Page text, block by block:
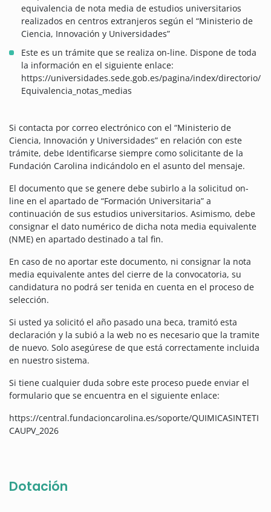
equivalencia de nota media de estudios universitarios
realizados en centros extranjeros según el “Ministerio de
Ciencia, Innovación y Universidades”
Este es un trámite que se realiza on-line. Dispone de toda
la información en el siguiente enlace:
https://universidades.sede.gob.es/pagina/index/directorio/
Equivalencia_notas_medias
Si contacta por correo electrónico con el “Ministerio de
Ciencia, Innovación y Universidades” en relación con este
trámite, debe Identificarse siempre como solicitante de la
Fundación Carolina indicándolo en el asunto del mensaje.
El documento que se genere debe subirlo a la solicitud on-
line en el apartado de “Formación Universitaria” a
continuación de sus estudios universitarios. Asimismo, debe
consignar el dato numérico de dicha nota media equivalente
(NME) en apartado destinado a tal fin.
En caso de no aportar este documento, ni consignar la nota
media equivalente antes del cierre de la convocatoria, su
candidatura no podrá ser tenida en cuenta en el proceso de
selección.
Si usted ya solicitó el año pasado una beca, tramitó esta
declaración y la subió a la web no es necesario que la tramite
de nuevo. Solo asegúrese de que está correctamente incluida
en nuestro sistema.
Si tiene cualquier duda sobre este proceso puede enviar el
formulario que se encuentra en el siguiente enlace:
https://central.fundacioncarolina.es/soporte/QUIMICASINTETI
CAUPV_2026
Dotación